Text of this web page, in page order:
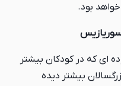
بود.
ای که در کودکان بیشتر
بیشتر دیده